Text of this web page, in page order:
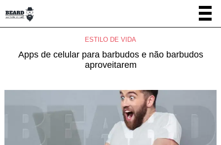
ESTILO DE VIDA
Apps de celular para barbudos e não barbudos
aproveitarem